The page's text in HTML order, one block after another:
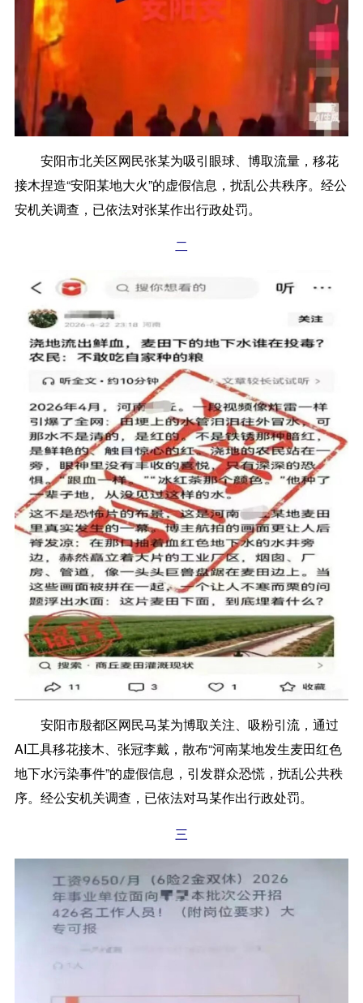
安阳市北关区网民张某为吸引眼球、博取流量，移花
接木捏造“安阳某地大火”的虚假信息，扰乱公共秩序。经公
安机关调查，已依法对张某作出行政处罚。
二
安阳市殷都区网民马某为博取关注、吸粉引流，通过
AI工具移花接木、张冠李戴，散布“河南某地发生麦田红色
地下水污染事件”的虚假信息，引发群众恐慌，扰乱公共秩
序。经公安机关调查，已依法对马某作出行政处罚。
三